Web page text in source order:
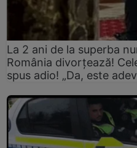
La 2 ani de la superba
România divorțează!
spus adio! „Da, este